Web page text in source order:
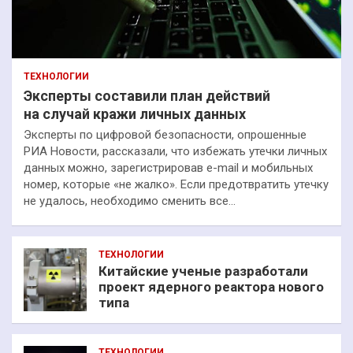
ТЕХНОЛОГИИ
Эксперты составили план действий
на случай кражи личных данных
Эксперты по цифровой безопасности, опрошенные
РИА Новости, рассказали, что избежать утечки личных
данных можно, зарегистрировав e-mail и мобильных
номер, которые «не жалко». Если предотвратить утечку
не удалось, необходимо сменить все…
ТЕХНОЛОГИИ
Китайские ученые разработали
проект ядерного реактора нового
типа